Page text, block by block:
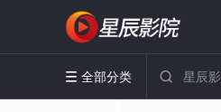
 全部分类 